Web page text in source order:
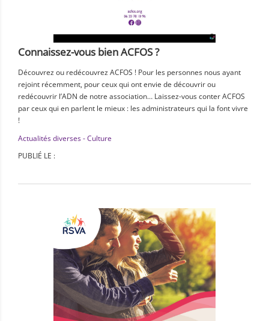
Connaissez-vous bien ACFOS ?
Découvrez ou redécouvrez ACFOS ! Pour les personnes nous ayant
rejoint récemment, pour ceux qui ont envie de découvrir ou
redécouvrir l’ADN de notre association… Laissez-vous conter ACFOS
par ceux qui en parlent le mieux : les administrateurs qui la font vivre
!
Actualités diverses - Culture
PUBLIÉ LE :